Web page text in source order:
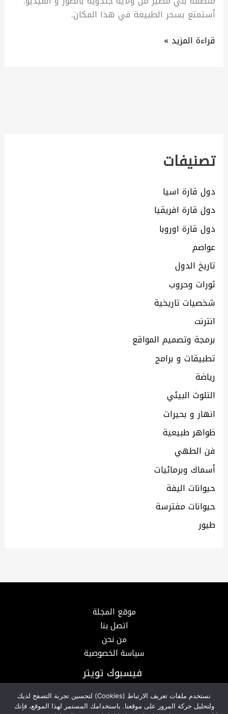
تصنيفات
دول قارة اسيا
دول قارة افريقيا
دول قارة اوروبا
عواصم
تاريخ الدول
ثورات وحروب
شخصيات تاريخية
انترنت
برمجة وتصميم المواقع
تطبيقات و برامج
رياضة
التلوث البيئي
انهار و بحيرات
ظواهر طبيعية
فن الطهي
أسماك وبرمائيات
حيوانات اليفة
حيوانات مفترسة
طيور
أستمتع بسحر الطبيعة في هذا المكان.
قراءة المزيد »
موقع المجلة
اتصل بنا
من نحن
سياسة الخصوصية
فيسبوك تويتر
نستخدم ملفات تعريف الارتباط (Cookies) لتحسين تجربة التصفح لديك
ولتحليل حركة المرور على موقعنا. باستخدامك المستمر لهذا الموقع، فإنك